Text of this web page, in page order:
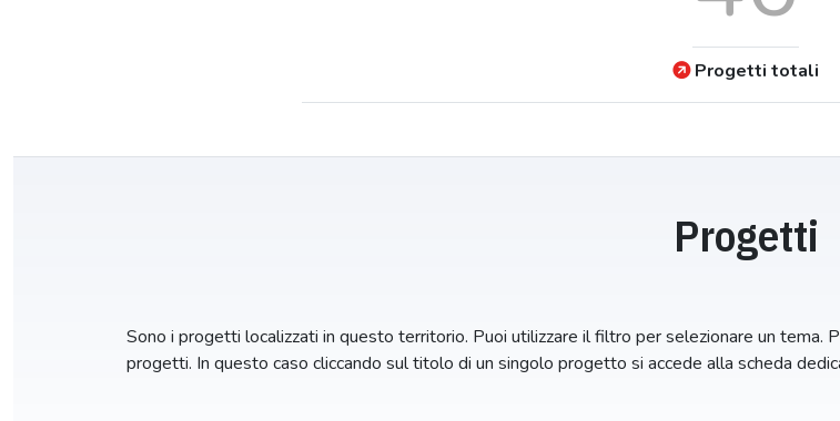
Progetti totali
Progetti
Sono i progetti localizzati in questo territorio. Puoi utilizzare il filtro per selezionare un tema.
progetti. In questo caso cliccando sul titolo di un singolo progetto si accede alla scheda